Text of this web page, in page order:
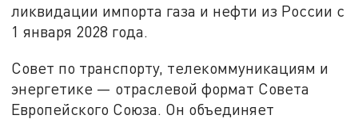
ликвидации импорта газа и нефти из России с
1 января 2028 года.
Совет по транспорту, телекоммуникациям и
энергетике — отраслевой формат Совета
Европейского Союза. Он объединяет